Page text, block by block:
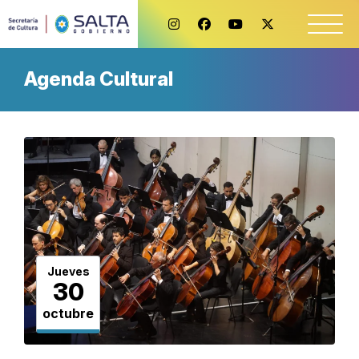
Agenda Cultural
Jueves
30
octubre